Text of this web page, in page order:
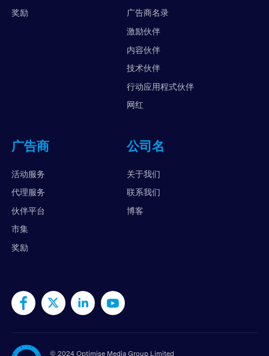
奖励
广告商名录
激励伙伴
内容伙伴
技术伙伴
行动应用程式伙伴
网红
广告商
活动服务
代理服务
伙伴平台
市集
奖励
公司名
关于我们
联系我们
博客
© 2024 Optimise Media Group Limited